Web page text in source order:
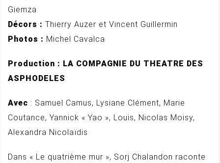
Giemza
Décors : Thierry Auzer et Vincent Guillermin
Photos : Michel Cavalca
Production : LA COMPAGNIE DU THEATRE DES
ASPHODELES
Avec : Samuel Camus, Lysiane Clément, Marie
Coutance, Yannick « Yao », Louis, Nicolas Moisy,
Alexandra Nicolaïdis
Dans « Le quatrième mur », Sorj Chalandon raconte